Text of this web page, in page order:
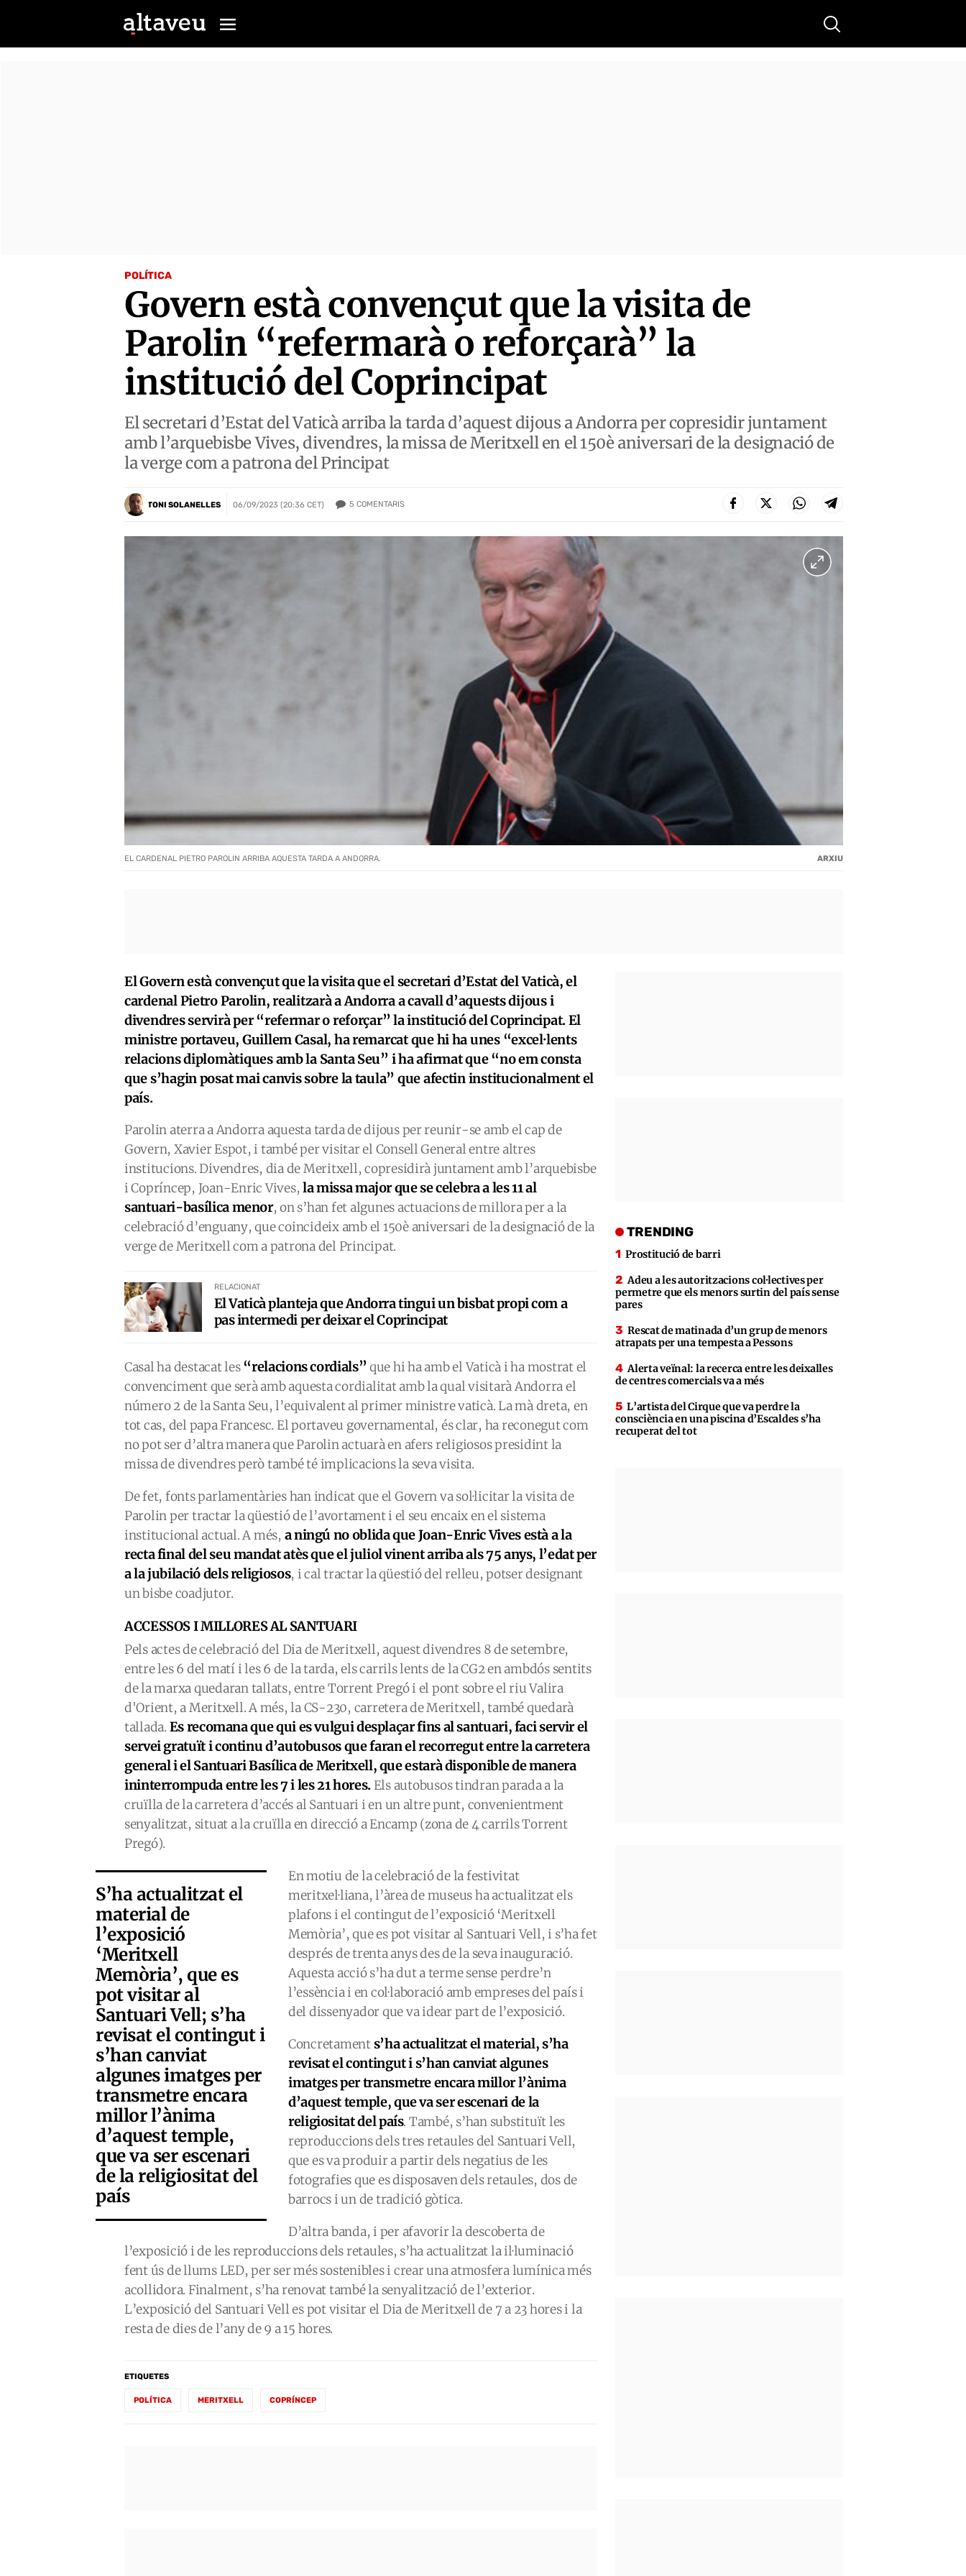
Buscar
POLÍTICA
Govern està convençut que la visita de
Parolin “refermarà o reforçarà” la
institució del Coprincipat
El secretari d’Estat del Vaticà arriba la tarda d’aquest dijous a Andorra per copresidir juntament
amb l’arquebisbe Vives, divendres, la missa de Meritxell en el 150è aniversari de la designació de
la verge com a patrona del Principat
TONI SOLANELLES 06/09/2023 (20:36 CET) 5 COMENTARIS
EL CARDENAL PIETRO PAROLIN ARRIBA AQUESTA TARDA A ANDORRA. ARXIU
El Govern està convençut que la visita que el secretari d’Estat del Vaticà, el
cardenal Pietro Parolin, realitzarà a Andorra a cavall d’aquests dijous i
divendres servirà per “refermar o reforçar” la institució del Coprincipat. El
ministre portaveu, Guillem Casal, ha remarcat que hi ha unes “excel·lents
relacions diplomàtiques amb la Santa Seu” i ha afirmat que “no em consta
que s’hagin posat mai canvis sobre la taula” que afectin institucionalment el
país.
Parolin aterra a Andorra aquesta tarda de dijous per reunir-se amb el cap de
Govern, Xavier Espot, i també per visitar el Consell General entre altres
institucions. Divendres, dia de Meritxell, copresidirà juntament amb l’arquebisbe
i Copríncep, Joan-Enric Vives,la missa major que se celebra a les 11 al
santuari-basílica menor, on s’han fet algunes actuacions de millora per a la
celebració d’enguany, que coincideix amb el 150è aniversari de la designació de la
verge de Meritxell com a patrona del Principat.
RELACIONAT
El Vaticà planteja que Andorra tingui un bisbat propi com a
pas intermedi per deixar el Coprincipat
Casal ha destacat les“relacions cordials”que hi ha amb el Vaticà i ha mostrat el
convenciment que serà amb aquesta cordialitat amb la qual visitarà Andorra el
número 2 de la Santa Seu, l’equivalent al primer ministre vaticà. La mà dreta, en
tot cas, del papa Francesc. El portaveu governamental, és clar, ha reconegut com
no pot ser d’altra manera que Parolin actuarà en afers religiosos presidint la
missa de divendres però també té implicacions la seva visita.
De fet, fonts parlamentàries han indicat que el Govern va sol·licitar la visita de
Parolin per tractar la qüestió de l’avortament i el seu encaix en el sistema
institucional actual. A més, a ningú no oblida que Joan-Enric Vives està a la
recta final del seu mandat atès que el juliol vinent arriba als 75 anys, l’edat per
a la jubilació dels religiosos, i cal tractar la qüestió del relleu, potser designant
un bisbe coadjutor.
ACCESSOS I MILLORES AL SANTUARI
Pels actes de celebració del Dia de Meritxell, aquest divendres 8 de setembre,
entre les 6 del matí i les 6 de la tarda, els carrils lents de la CG2 en ambdós sentits
de la marxa quedaran tallats, entre Torrent Pregó i el pont sobre el riu Valira
d'Orient, a Meritxell. A més, la CS-230, carretera de Meritxell, també quedarà
tallada. Es recomana que qui es vulgui desplaçar fins al santuari, faci servir el
servei gratuït i continu d’autobusos que faran el recorregut entre la carretera
general i el Santuari Basílica de Meritxell, que estarà disponible de manera
ininterrompuda entre les 7 i les 21 hores.Els autobusos tindran parada a la
cruïlla de la carretera d’accés al Santuari i en un altre punt, convenientment
senyalitzat, situat a la cruïlla en direcció a Encamp (zona de 4 carrils Torrent
Pregó).
S’ha actualitzat el
material de
l’exposició
‘Meritxell
Memòria’, que es
pot visitar al
Santuari Vell; s’ha
revisat el contingut i
s’han canviat
algunes imatges per
transmetre encara
millor l’ànima
d’aquest temple,
que va ser escenari
de la religiositat del
país
En motiu de la celebració de la festivitat
meritxel·liana, l’àrea de museus ha actualitzat els
plafons i el contingut de l’exposició ‘Meritxell
Memòria’, que es pot visitar al Santuari Vell, i s’ha fet
després de trenta anys des de la seva inauguració.
Aquesta acció s’ha dut a terme sense perdre’n
l’essència i en col·laboració amb empreses del país i
del dissenyador que va idear part de l’exposició.
Concretaments’ha actualitzat el material, s’ha
revisat el contingut i s’han canviat algunes
imatges per transmetre encara millor l’ànima
d’aquest temple, que va ser escenari de la
religiositat del país. També, s’han substituït les
reproduccions dels tres retaules del Santuari Vell,
que es va produir a partir dels negatius de les
fotografies que es disposaven dels retaules, dos de
barrocs i un de tradició gòtica.
D’altra banda, i per afavorir la descoberta de
l’exposició i de les reproduccions dels retaules, s’ha actualitzat la il·luminació
fent ús de llums LED, per ser més sostenibles i crear una atmosfera lumínica més
acollidora. Finalment, s’ha renovat també la senyalització de l’exterior.
L’exposició del Santuari Vell es pot visitar el Dia de Meritxell de 7 a 23 hores i la
resta de dies de l’any de 9 a 15 hores.
ETIQUETES
POLÍTICA MERITXELL COPRÍNCEP
TRENDING
Prostitució de barri
Adeu a les autoritzacions col·lectives per
permetre que els menors surtin del país sense
pares
Rescat de matinada d’un grup de menors
atrapats per una tempesta a Pessons
Alerta veïnal: la recerca entre les deixalles
de centres comercials va a més
L’artista del Cirque que va perdre la
consciència en una piscina d’Escaldes s’ha
recuperat del tot